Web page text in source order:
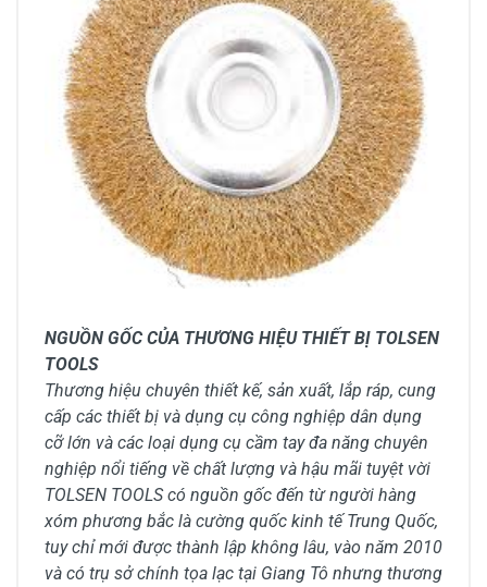
NGUỒN GỐC CỦA THƯƠNG HIỆU THIẾT BỊ TOLSEN
TOOLS
Thương hiệu chuyên thiết kế, sản xuất, lắp ráp, cung
cấp các thiết bị và dụng cụ công nghiệp dân dụng
cỡ lớn và các loại dụng cụ cầm tay đa năng chuyên
nghiệp nổi tiếng về chất lượng và hậu mãi tuyệt vời
TOLSEN TOOLS có nguồn gốc đến từ người hàng
xóm phương bắc là cường quốc kinh tế Trung Quốc,
tuy chỉ mới được thành lập không lâu, vào năm 2010
và có trụ sở chính tọa lạc tại Giang Tô nhưng thương